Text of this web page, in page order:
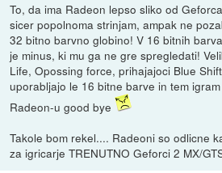
To, da ima Radeon lepso sliko od
sicer popolnoma strinjam, ampak ne
32 bitno barvno globino! V 16 bitnih
je minus, ki mu ga ne gre spregledati!
Life, Opossing force, prihajajoci Blue
uporabljajo le 16 bitne barve in tem
Radeon-u good bye
Takole bom rekel.... Radeoni so odlicne
za igricarje TRENUTNO Geforci 2 MX/